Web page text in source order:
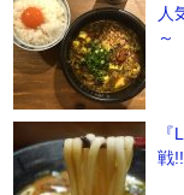
人
～
戦